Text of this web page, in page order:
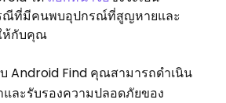
ณีที่มีคนพบอุปกรณ์ที่สูญหายและ
ห้กับคุณ
Android Find คุณสามารถดำเนิน
ละรับรองความปลอดภัยของ